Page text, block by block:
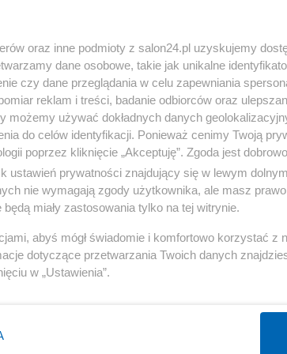
« WRÓĆ DO NOTKI
Gospodarka
Biznes
Pieniądze
Inwestycje
Podatki
oraz inne podmioty z salon24.pl uzyskujemy
dane osobowe, takie jak unikalne
czy dane przeglądania w celu zapewniania
reklam i treści, badanie odbiorców oraz
możemy używać dokładnych danych
do celów identyfikacji. Ponieważ cenimy Twoją
poprzez kliknięcie „Akceptuję”. Zgoda jest
ustawień prywatności znajdujący się w lewym
nie wymagają zgody użytkownika, ale masz
miały zastosowania tylko na tej witrynie.
abyś mógł świadomie i komfortowo korzystać z
dotyczące przetwarzania Twoich danych
w „Ustawienia”.